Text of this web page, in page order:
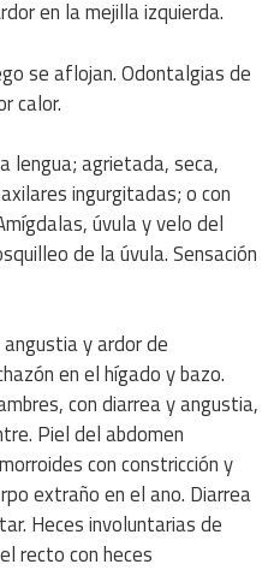
en la mejilla izquierda.
se aflojan. Odontalgias de
calor.
lengua; agrietada, seca,
ingurgitadas; o con
úvula y velo del
de la úvula. Sensación
y ardor de
en el hígado y bazo.
con diarrea y angustia,
Piel del abdomen
con constricción y
extraño en el ano. Diarrea
Heces involuntarias de
recto con heces